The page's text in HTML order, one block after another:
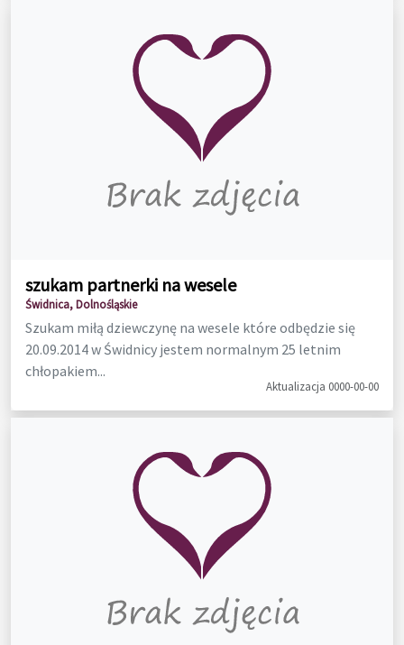
szukam partnerki na wesele
Świdnica, Dolnośląskie
Szukam miłą dziewczynę na wesele które odbędzie się
20.09.2014 w Świdnicy jestem normalnym 25 letnim
chłopakiem...
Aktualizacja 0000-00-00